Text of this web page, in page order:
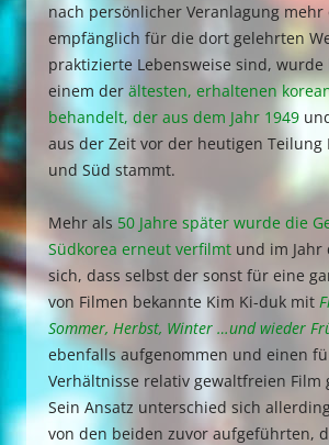
nach persönlicher Veranlagung
empfänglich für die dort gelehrten
praktizierte Lebensweise sind,
einem der ältesten, erhaltenen
behandelt, der aus dem Jahr 1949
aus der Zeit vor der heutigen Teilung
und Süd stammt.
Mehr als 50 Jahre später wurde die
Südkorea erneut verfilmt und im Jahr
sich, dass selbst der sonst für eine
von Filmen bekannte Kim Ki-duk mit
Sommer, Herbst, Winter …und wieder
ebenfalls aufgenommen und einen
Verhältnisse relativ gewaltfreien Film
Sein Ansatz unterschied sich
von den beiden zuvor aufgeführten,